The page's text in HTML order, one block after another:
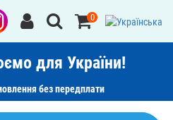
для України!
без передплати
0